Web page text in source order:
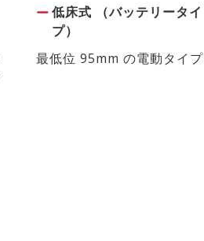
低床式 （バッテリータイ
プ）
最低位 95mm の電動タイプ